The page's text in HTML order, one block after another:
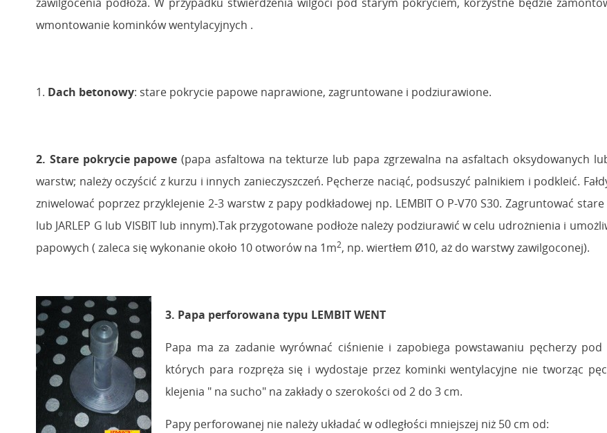
wmontowanie kominków wentylacyjnych .
1. Dach betonowy: stare pokrycie papowe naprawione, zagruntowane i podziurawione.
2. Stare pokrycie papowe (papa asfaltowa na tekturze lub papa zgrzewalna na asfaltach oksydowanych
warstw; należy oczyścić z kurzu i innych zanieczyszczeń. Pęcherze naciąć, podsuszyć palnikiem i podkleić.
zniwelować poprzez przyklejenie 2-3 warstw z papy podkładowej np. LEMBIT O P-V70 S30. Zagruntować
lub JARLEP G lub VISBIT lub innym).Tak przygotowane podłoże należy podziurawić w celu udrożnienia i
papowych ( zaleca się wykonanie około 10 otworów na 1m2, np. wiertłem Ø10, aż do warstwy zawilgoconej).
3. Papa perforowana typu LEMBITWENT
Papa ma za zadanie wyrównać ciśnienie i zapobiega powstawaniu pęcherzy
których para rozpręża się i wydostaje przez kominki wentylacyjne nie tworząc
klejenia " na sucho" na zakłady o szerokości od 2 do 3 cm.
Papy perforowanej nie należy układać w odległości mniejszej niż 50 cm od: